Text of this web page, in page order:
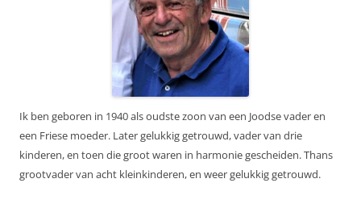
Ik ben geboren in 1940 als oudste zoon van een Joodse vader en
een Friese moeder. Later gelukkig getrouwd, vader van drie
kinderen, en toen die groot waren in harmonie gescheiden. Thans
grootvader van acht kleinkinderen, en weer gelukkig getrouwd.